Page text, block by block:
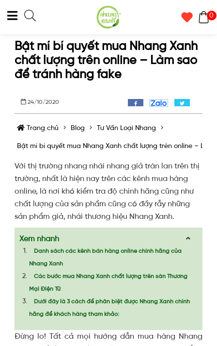
0
Bật mí bí quyết mua Nhang Xanh
chất lượng trên online – Làm sao
để tránh hàng fake
24/10/2020
Trang chủ Blog Tư Vấn Loại Nhang
Bật mí bí quyết mua Nhang Xanh chất lượng trên online –
Với thị trường nhang nhái nhang giả tràn lan trên thị
trường, nhất là hiện nay trên các kênh mua hàng
online, là nơi khó kiểm tra độ chính hãng cũng như
chất lượng của sản phẩm cũng có đầy rẫy những
sản phẩm giả, nhái thương hiệu Nhang Xanh.
Xem nhanh
Danh sách các kênh bán hàng online chính hãng của
Nhang Xanh
Các bước mua Nhang Xanh chất lượng trên sàn Thương
Mại Điện Tử
Dưới đây là 3 cách để phân biệt được Nhang Xanh chính
hãng để khách hàng tham khảo:
Đừng lo! Tất cả mọi hướng dẫn mua hàng Nhang